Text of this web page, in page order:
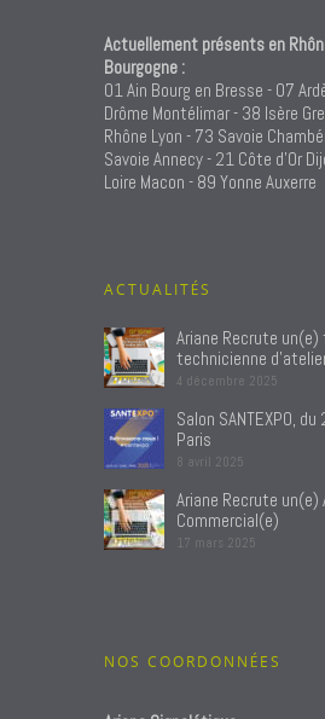
Actuellement présents en
Bourgogne :
01 Ain Bourg en Bresse - 07
Drôme Montélimar - 38 Isère
Rhône Lyon - 73 Savoie
Savoie Annecy - 21 Côte d'Or
Loire Macon - 89 Yonne Auxerre
ACTUALITÉS
Ariane Recrute
technicienne
4 décembre 2025
Salon SANTEXPO,
Paris
8 avril 2025
Ariane Recrute
Commercial(e)
17 mars 2025
NOS COORDONNÉES